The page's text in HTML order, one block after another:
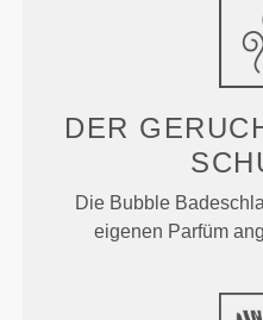
DER
Die Bubble
eigenen Parfüm